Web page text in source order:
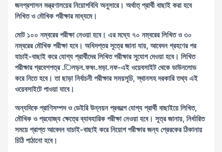
জনপ্রশাসন মন্ত্রণালয়ের নিয়োগবিধি অনুসারে। অর্থাত্ প্রার্থী বাছাই করা হবে
লিখিত ও মৌখিক পরীক্ষার মাধ্যমে।
মোট ১০০ নম্বরের পরীক্ষা নেওয়া হবে। এর মধ্যে ৭০ নম্বরের লিখিত ও ৩০
নম্বরের মৌখিক পরীক্ষা হবে। অধিদপ্তর সূত্রে জানা যায়, আবেদন গ্রহণের পর
যাচাই-বাছাই করে যোগ্য প্রার্থীদের লিখিত পরীক্ষার সুযোগ দেওয়া হবে। লিখিত
পরীক্ষার প্রবেশপত্র .িলড়ন.ফষং.মড়া.নফ-এই ওয়েবসাইট থেকে ডাউনলোড
করে নিতে হবে। তা ছাড়া নির্বাচনী পরীক্ষার সময়সূচি, স্থানসহ দরকারি তথ্য এই
ওয়েবসাইটে পাওয়া যাবে।
অন্যদিকে প্রাণিসম্পদ ও ডেইরি উন্নয়ন প্রকল্পে যোগ্য প্রার্থী বাছাইয়ে লিখিত,
মৌখিক ও প্রযোজ্য ক্ষেত্রে ব্যাবহারিক পরীক্ষা নেওয়া হবে। সূত্র জানায়, নির্ধারিত
সময়ে প্রাপ্ত আবেদন যাচাই-বাছাই করে নিয়োগ পরীক্ষার জন্য প্রেরকের ঠিকানায়
চিঠি পাঠানো হবে।